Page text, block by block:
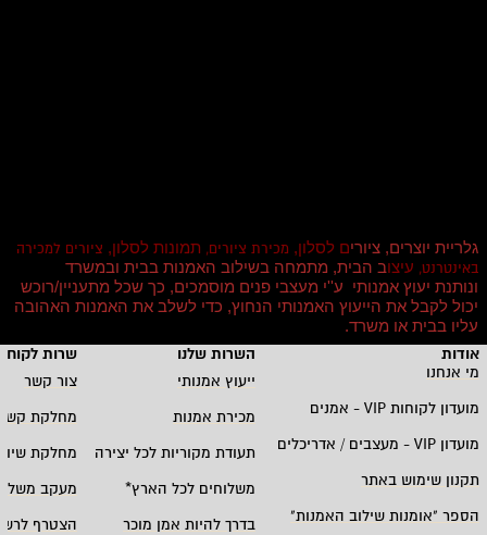
גלריית יוצרים, ציורים לסלון, מכירת ציורים, תמונות לסלון, ציורים למכירה
באינטרנט, עיצוב הבית, מתמחה בשילוב האמנות בבית ובמשרד
ונותנת יעוץ אמנותי ע''י מעצבי פנים מוסמכים, כך שכל מתעניין/רוכש
יכול לקבל את הייעוץ האמנותי הנחוץ, כדי לשלב את האמנות האהובה
עליו בבית או משרד.
אודות השרות שלנו
שרות
מי אנחנו
ייעוץ אמנותי
צור קשר
מועדון לקוחותVIP - אמנים מכירת אמנות
מחלקת
מועדון
מעצבים / אדריכלים תעודת מקוריות לכל יצירה
מחלקת
תקנון שימוש באתר
משלוחים לכל הארץ*
מעקב
הספר "אומנות שילוב האמנות" בדרך להיות אמן מוכר
הצטרף